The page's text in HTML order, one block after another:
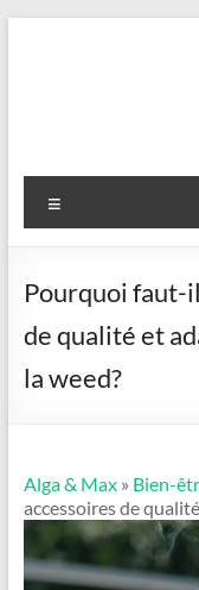
Alga
&
Max
Pourquoi faut-
de qualité et
la weed?
Alga & Max» Bien-
accessoires de